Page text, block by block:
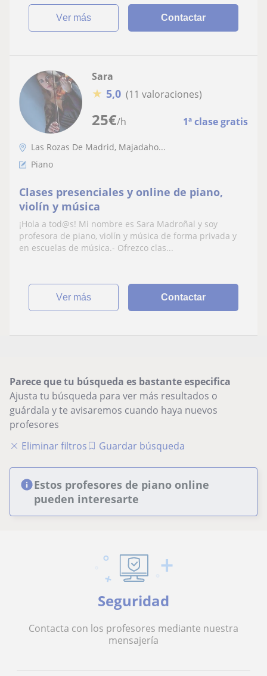
ver más Contactar
25€/h 1ª clase gratis
Sara
★ 5,0 (11 valoraciones)
Las Rozas De Madrid, Majadaho...
Piano
Clases presenciales y online de piano,
violín y música
¡Hola a tod@s! Mi nombre es Sara Madroñal y soy
profesora de piano, violín y música de forma privada y
en escuelas de música.- Ofrezco clas...
ver más Contactar
Parece que tu búsqueda es bastante especifica
Ajusta tu búsqueda para ver más resultados o
guárdala y te avisaremos cuando haya nuevos
profesores
Eliminar filtros
Guardar búsqueda
Estos profesores de piano online
pueden interesarte
Seguridad
Contacta con los profesores mediante nuestra
mensajería